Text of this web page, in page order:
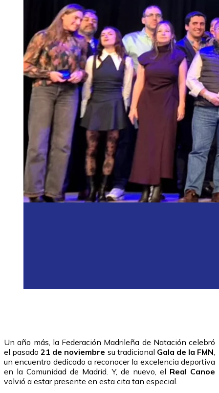
Un año más, la Federación Madrileña de Natación celebró
el pasado21 de noviembre su tradicional Gala de la FMN
un encuentro dedicado a reconocer la excelencia deportiva
en la Comunidad de Madrid. Y, de nuevo, el Real Canoe
volvió a estar presente en esta cita tan especial.